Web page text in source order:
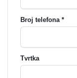
Broj telefona *
Tvrtka